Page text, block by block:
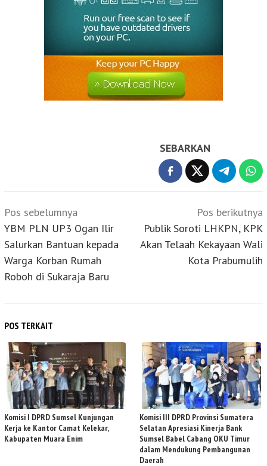
SEBARKAN
Navigasi
pos
Pos sebelumnya
YBM PLN UP3 Ogan Ilir
Salurkan Bantuan kepada
Warga Korban Rumah
Roboh di Sukaraja Baru
Pos berikutnya
Publik Soroti LHKPN, KPK
Akan Telaah Kekayaan Wali
Kota Prabumulih
POS TERKAIT
Komisi I DPRD Sumsel Kunjungan
Kerja ke Kantor Camat Kelekar,
Kabupaten Muara Enim
Komisi III DPRD Provinsi Sumatera
Selatan Apresiasi Kinerja Bank
Sumsel Babel Cabang OKU Timur
dalam Mendukung Pembangunan
Daerah